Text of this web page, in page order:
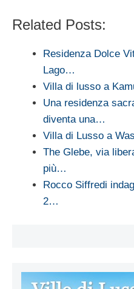
Related Posts:
Residenza Dolce
Lago…
Villa di lusso a
Una residenza
diventa una…
Villa di Lusso a
The Glebe, via
più…
Rocco Siffredi
2…